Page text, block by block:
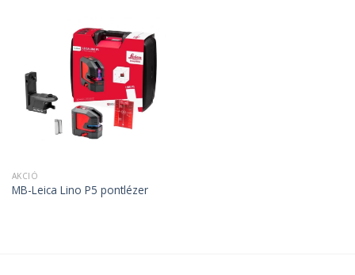
AKCIÓ
MB-Leica Lino P5 pontlézer